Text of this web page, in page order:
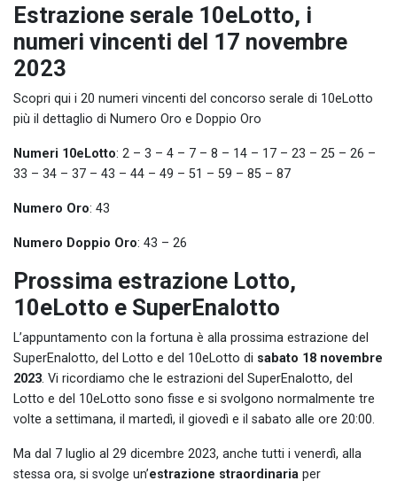
Estrazione serale 10eLotto, i
numeri vincenti del 17 novembre
2023
Scopri qui i 20 numeri vincenti del concorso serale di 10eLotto
più il dettaglio di Numero Oro e Doppio Oro
Numeri 10eLotto: 2 – 3 – 4 – 7 – 8 – 14 – 17 – 23 – 25 – 26 –
33 – 34 – 37 – 43 – 44 – 49 – 51 – 59 – 85 – 87
Numero Oro: 43
Numero Doppio Oro: 43 – 26
Prossima estrazione Lotto,
10eLotto e SuperEnalotto
L’appuntamento con la fortuna è alla prossima estrazione del
SuperEnalotto, del Lotto e del 10eLotto di sabato 18 novembre
2023. Vi ricordiamo che le estrazioni del SuperEnalotto, del
Lotto e del 10eLotto sono fisse e si svolgono normalmente tre
volte a settimana, il martedì, il giovedì e il sabato alle ore 20:00.
Ma dal 7 luglio al 29 dicembre 2023, anche tutti i venerdì, alla
stessa ora, si svolge un’estrazione straordinaria per